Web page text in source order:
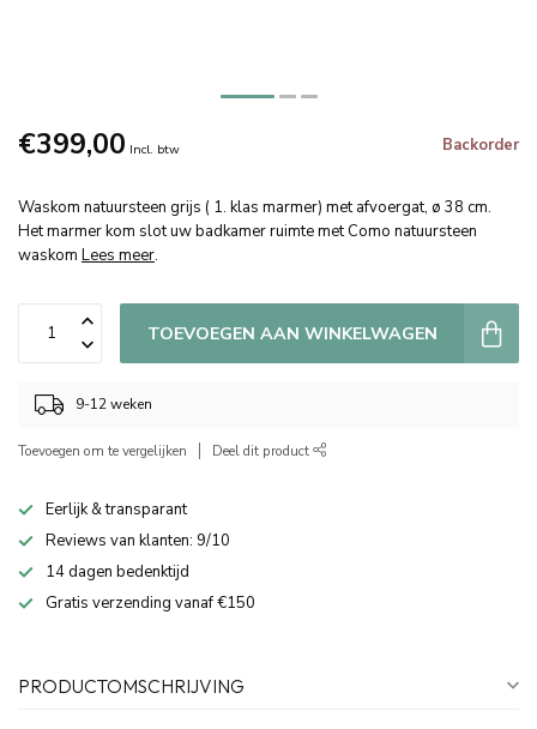
€399,00 Incl. btw Backorder
Waskom natuursteen grijs ( 1. klas marmer) met afvoergat, ø 38 cm.
Het marmer kom slot uw badkamer ruimte met Como natuursteen
waskom Lees meer.
TOEVOEGEN AAN WINKELWAGEN
9-12 weken
Toevoegen om te vergelijken Deel dit product
Eerlijk & transparant
Reviews van klanten: 9/10
14 dagen bedenktijd
Gratis verzending vanaf €150
PRODUCTOMSCHRIJVING